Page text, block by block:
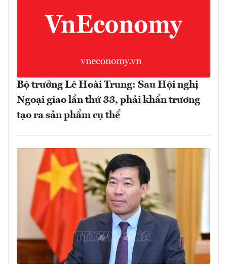
Bộ trưởng Lê Hoài Trung: Sau Hội nghị
Ngoại giao lần thứ 33, phải khẩn trương
tạo ra sản phẩm cụ thể